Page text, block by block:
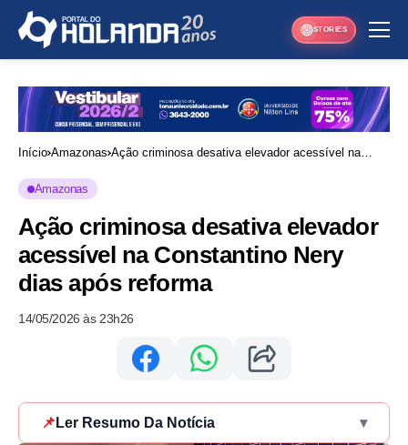
STORIES
Início Amazonas Ação criminosa desativa elevador acessível na
Amazonas
Ação criminosa desativa elevador
acessível na Constantino Nery
dias após reforma
14/05/2026 às 23h26
📌 Ler Resumo Da Notícia ▾